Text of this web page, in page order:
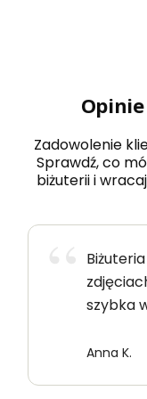
Zadowolenie
Sprawdź, co
biżuterii i
szybka
Anna K.